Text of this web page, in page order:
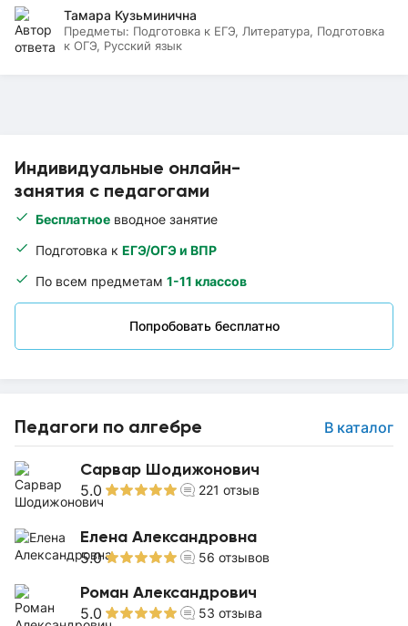
Индивидуальные онлайн-
занятия с педагогами
Бесплатное вводное занятие
Подготовка к ЕГЭ/ОГЭ и ВПР
По всем предметам 1-11 классов
Попробовать бесплатно
Педагоги по алгебре В каталог
Сарвар Шодижонович
5.0 221 отзыв
Елена Александровна
5.0 56 отзывов
Роман Александрович
5.0 53 отзыва
Тамара Кузьминична
Предметы: Подготовка к ЕГЭ, Литература, Подготовка
к ОГЭ, Русский язык